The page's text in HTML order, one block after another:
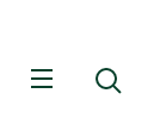
Meny